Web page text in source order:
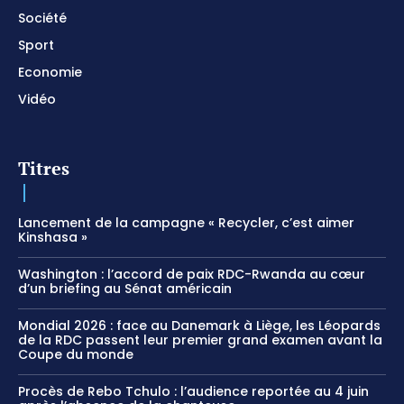
Société
Sport
Economie
Vidéo
Titres
Lancement de la campagne « Recycler, c’est aimer
Kinshasa »
Washington : l’accord de paix RDC-Rwanda au cœur
d’un briefing au Sénat américain
Mondial 2026 : face au Danemark à Liège, les Léopards
de la RDC passent leur premier grand examen avant la
Coupe du monde
Procès de Rebo Tchulo : l’audience reportée au 4 juin